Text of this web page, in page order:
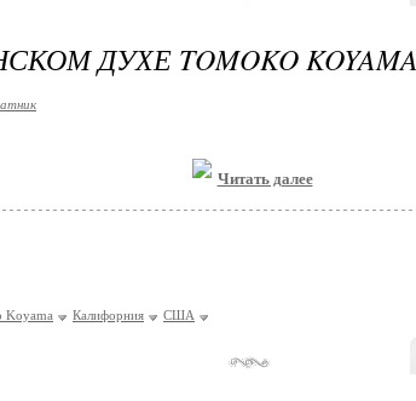
ДУХЕ TOMOKO KOYAMA
Читать далее
Koyama Калифорния США